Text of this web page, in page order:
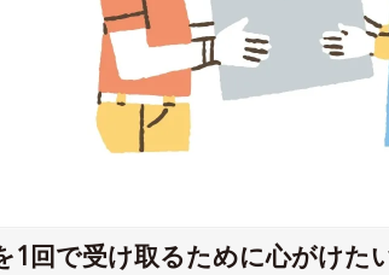
1回で受け取るために心がけた